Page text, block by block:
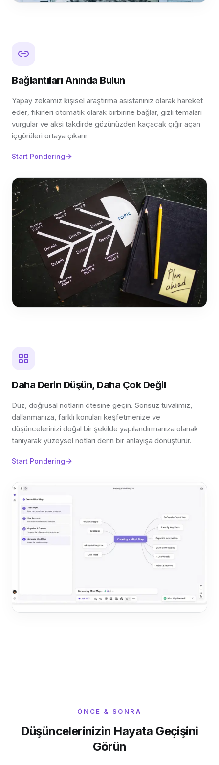
Bağlantıları Anında Bulun
Yapay zekamız kişisel araştırma asistanınız olarak hareket
eder; fikirleri otomatik olarak birbirine bağlar, gizli temaları
vurgular ve aksi takdirde gözünüzden kaçacak çığır açan
içgörüleri ortaya çıkarır.
Start Pondering
Daha Derin Düşün, Daha Çok Değil
Düz, doğrusal notların ötesine geçin. Sonsuz tuvalimiz,
dallanmanıza, farklı konuları keşfetmenize ve
düşüncelerinizi doğal bir şekilde yapılandırmanıza olanak
tanıyarak yüzeysel notları derin bir anlayışa dönüştürür.
Start Pondering
ÖNCE & SONRA
Düşüncelerinizin Hayata Geçişini
Görün